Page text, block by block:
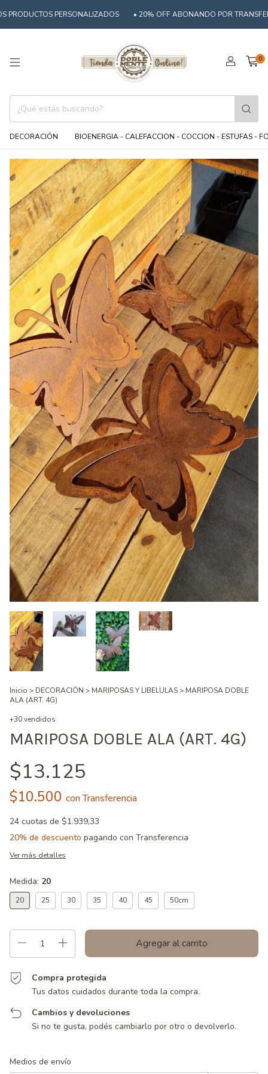
PERSONALIZADOS • 20% OFF ABONANDO POR
0
DECORACIÓN BIOENERGIA - CALEFACCION - COCCION - ESTUFAS -
1/4
Inicio > DECORACIÓN > MARIPOSAS Y LIBELULAS> MARIPOSA DOBLE
ALA (ART. 4G)
+30 vendidos
MARIPOSA DOBLE ALA (ART. 4G)
$13.125
$10.500 con Transferencia
24 cuotas de $1.939,33
20% de descuento pagando con Transferencia
Ver más detalles
Medida: 20
20 25 30 35 40 45 50cm
Compra protegida
Tus datos cuidados durante toda la compra.
Cambios y devoluciones
Si no te gusta, podés cambiarlo por otro o devolverlo.
Entregas para el CP:
Medios de envío